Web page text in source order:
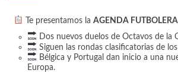
Te presentamos la AGENDA FUTBOLERA
Dos nuevos duelos de Octavos de la
Siguen las rondas clasificatorias de
Bélgica y Portugal dan inicio a una
Europa.